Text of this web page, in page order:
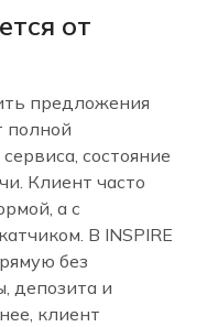
от
предложения
полной
состояние
Клиент часто
а с
В INSPIRE
без
депозита и
клиент